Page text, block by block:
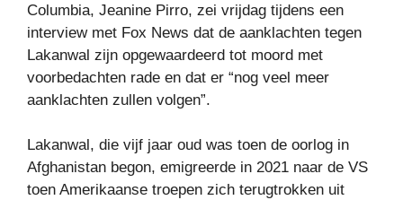
Columbia, Jeanine Pirro, zei vrijdag tijdens een
interview met Fox News dat de aanklachten tegen
Lakanwal zijn opgewaardeerd tot moord met
voorbedachten rade en dat er “nog veel meer
aanklachten zullen volgen”.
Lakanwal, die vijf jaar oud was toen de oorlog in
Afghanistan begon, emigreerde in 2021 naar de VS
toen Amerikaanse troepen zich terugtrokken uit